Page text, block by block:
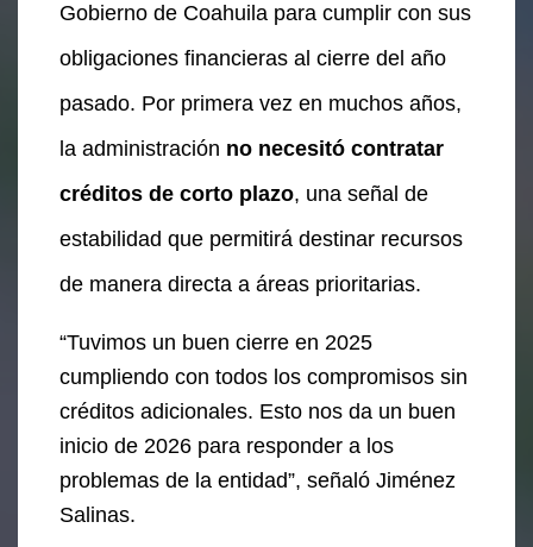
Gobierno de Coahuila para cumplir con sus
obligaciones financieras al cierre del año
pasado. Por primera vez en muchos años,
la administración no necesitó contratar
créditos de corto plazo, una señal de
estabilidad que permitirá destinar recursos
de manera directa a áreas prioritarias.
“Tuvimos un buen cierre en 2025
cumpliendo con todos los compromisos sin
créditos adicionales. Esto nos da un buen
inicio de 2026 para responder a los
problemas de la entidad”, señaló Jiménez
Salinas.